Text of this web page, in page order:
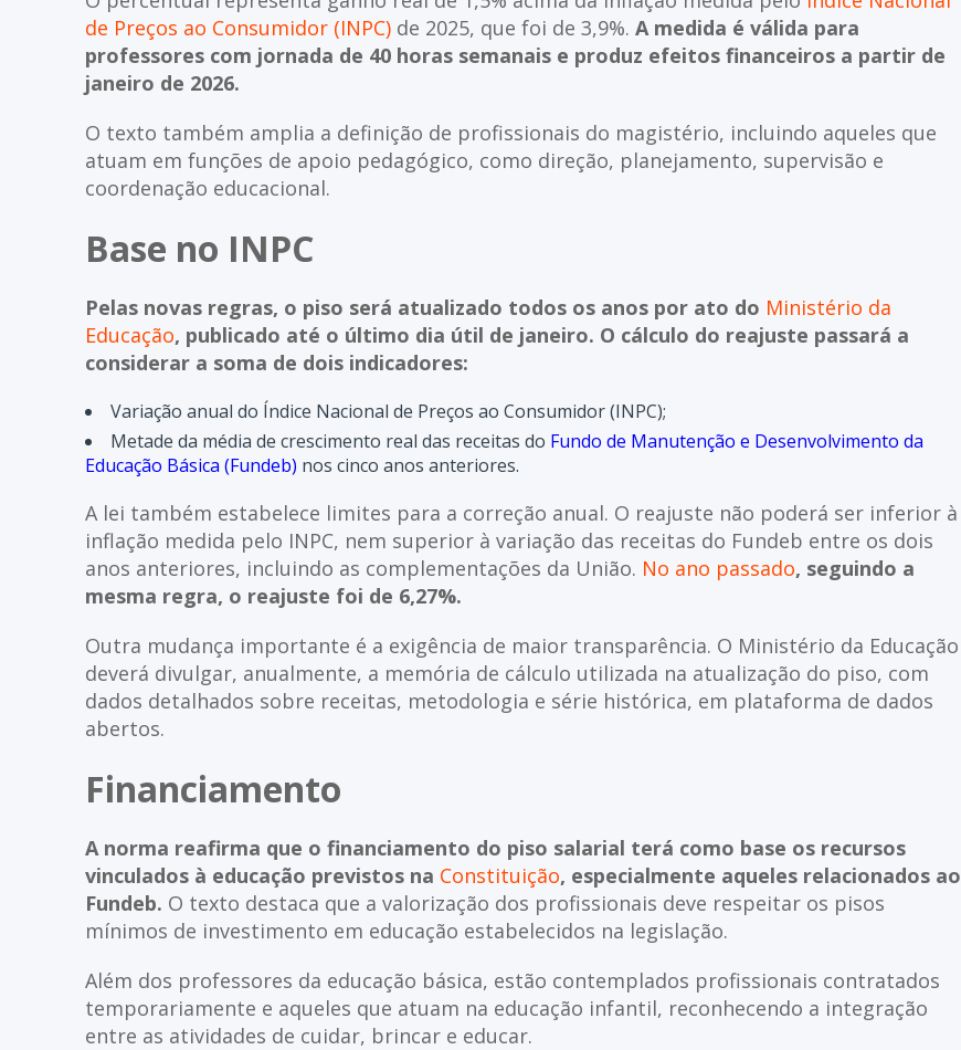
de Preços ao Consumidor (INPC) de 2025, que foi de 3,9%. A medida é válida para
professores com jornada de 40 horas semanais e produz efeitos financeiros a partir de
janeiro de 2026.
O texto também amplia a definição de profissionais do magistério, incluindo aqueles que
atuam em funções de apoio pedagógico, como direção, planejamento, supervisão e
coordenação educacional.
Base no INPC
Pelas novas regras, o piso será atualizado todos os anos por ato do Ministério da
Educação, publicado até o último dia útil de janeiro. O cálculo do reajuste passará a
considerar a soma de dois indicadores:
Variação anual do Índice Nacional de Preços ao Consumidor (INPC);
Metade da média de crescimento real das receitas do Fundo de Manutenção e Desenvolvimento da
Educação Básica (Fundeb) nos cinco anos anteriores.
A lei também estabelece limites para a correção anual. O reajuste não poderá ser inferior à
inflação medida pelo INPC, nem superior à variação das receitas do Fundeb entre os dois
anos anteriores, incluindo as complementações da União. No ano passado, seguindo a
mesma regra, o reajuste foi de 6,27%.
Outra mudança importante é a exigência de maior transparência. O Ministério da Educação
deverá divulgar, anualmente, a memória de cálculo utilizada na atualização do piso, com
dados detalhados sobre receitas, metodologia e série histórica, em plataforma de dados
abertos.
Financiamento
A norma reafirma que o financiamento do piso salarial terá como base os recursos
vinculados à educação previstos na Constituição, especialmente aqueles relacionados ao
Fundeb. O texto destaca que a valorização dos profissionais deve respeitar os pisos
mínimos de investimento em educação estabelecidos na legislação.
Além dos professores da educação básica, estão contemplados profissionais contratados
temporariamente e aqueles que atuam na educação infantil, reconhecendo a integração
entre as atividades de cuidar, brincar e educar.